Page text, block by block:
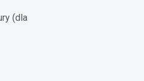
(dla